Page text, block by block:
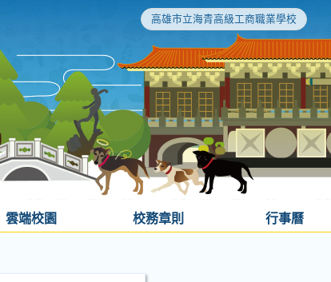
高雄市立海青高級工商職業學校
雲端校園 校務章則 行事曆